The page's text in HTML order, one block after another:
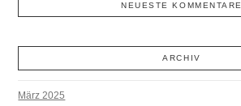
NEUESTE KOMMENTARE
ARCHIV
März 2025